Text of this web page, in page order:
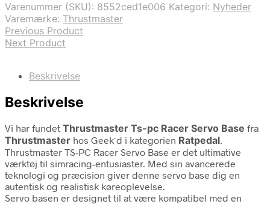
Varenummer (SKU): 8552ced1e006 Kategori: Nyheder
Varemærke: Thrustmaster
Previous Product
Next Product
Beskrivelse
Beskrivelse
Vi har fundet Thrustmaster Ts-pc Racer Servo Base fra
Thrustmaster hos Geek´d i kategorien Ratpedal.
Thrustmaster TS-PC Racer Servo Base er det ultimative
værktøj til simracing-entusiaster. Med sin avancerede
teknologi og præcision giver denne servo base dig en
autentisk og realistisk køreoplevelse.
Servo basen er designet til at være kompatibel med en